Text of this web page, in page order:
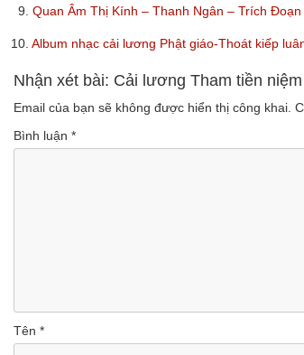
9. Quan Âm Thị Kính – Thanh Ngân – Trích
10. Album nhạc cải lương Phật giáo-Thoát kiếp
Nhận xét bài: Cải lương Tham tiền
Email của bạn sẽ không được hiển thị công khai.
Bình luận *
Tên *